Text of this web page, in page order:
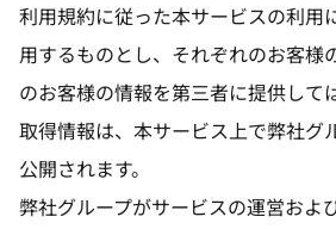
利用規約に従った本サービスの利用
用するものとし、それぞれのお客様
のお客様の情報を第三者に提供して
取得情報は、本サービス上で弊社グ
公開されます。
弊社グループがサービスの運営およ